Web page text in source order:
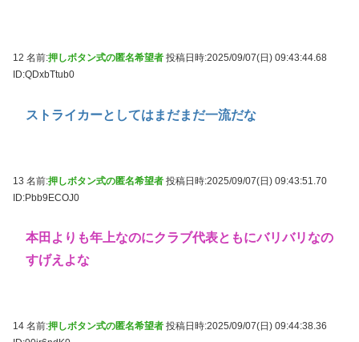
12 名前:押しボタン式の匿名希望者 投稿日時:2025/09/07(日) 09:43:44.68
ID:QDxbTtub0
ストライカーとしてはまだまだ一流だな
13 名前:押しボタン式の匿名希望者 投稿日時:2025/09/07(日) 09:43:51.70
ID:Pbb9ECOJ0
本田よりも年上なのにクラブ代表ともにバリバリなの
すげえよな
14 名前:押しボタン式の匿名希望者 投稿日時:2025/09/07(日) 09:44:38.36